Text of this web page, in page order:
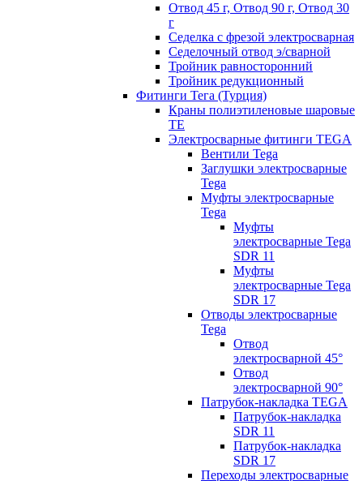
Отвод 45 г, Отвод 90 г, Отвод 30
г
Седелка с фрезой электросварная
Седелочный отвод э/сварной
Тройник равносторонний
Тройник редукционный
Фитинги Тега (Турция)
Краны полиэтиленовые шаровые
TE
Электросварные фитинги TEGA
Вентили Tega
Заглушки электросварные
Tega
Муфты электросварные
Tega
Муфты
электросварные Tega
SDR 11
Муфты
электросварные Tega
SDR 17
Отводы электросварные
Tega
Отвод
электросварной 45°
Отвод
электросварной 90°
Патрубок-накладка TEGA
Патрубок-накладка
SDR 11
Патрубок-накладка
SDR 17
Переходы электросварные